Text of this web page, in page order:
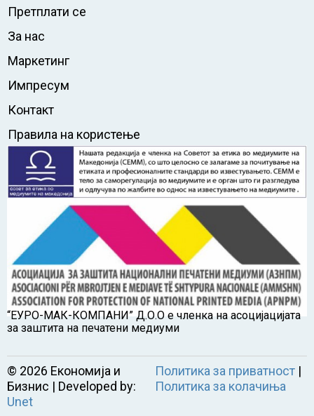
Претплати се
За нас
Маркетинг
Импресум
Контакт
Правила на користење
“ЕУРО-МАК-КОМПАНИ” Д.О.О е членка на асоцијацијата
за заштита на печатени медиуми
© 2026 Економија и
Бизнис | Developed by:
Unet
Политика за приватност|
Политика за колачиња